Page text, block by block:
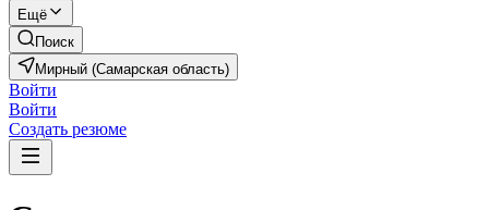
Ещё
Поиск
Мирный (Самарская область)
Войти
Войти
Создать резюме